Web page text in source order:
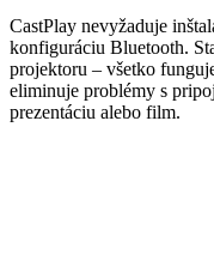
CastPlay nevyžaduje
konfiguráciu Bluetooth.
projektoru – všetko
eliminuje problémy s
prezentáciu alebo film.